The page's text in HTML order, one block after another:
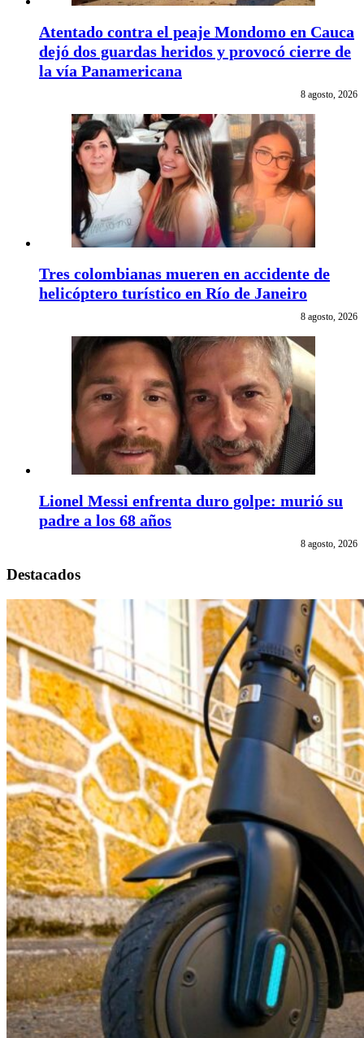
Atentado contra el peaje Mondomo en Cauca
dejó dos guardas heridos y provocó cierre de
la vía Panamericana
8 agosto, 2026
Tres colombianas mueren en accidente de
helicóptero turístico en Río de Janeiro
8 agosto, 2026
Lionel Messi enfrenta duro golpe: murió su
padre a los 68 años
8 agosto, 2026
Destacados